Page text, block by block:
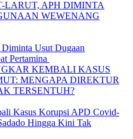
Usut Dugaan
Pertamina
Kasus Korupsi APD Covid-
Hingga Kini Tak